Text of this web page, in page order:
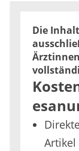
Die
Artikel